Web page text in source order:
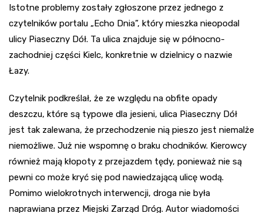
Istotne problemy zostały zgłoszone przez jednego z
czytelników portalu „Echo Dnia”, który mieszka nieopodal
ulicy Piaseczny Dół. Ta ulica znajduje się w północno-
zachodniej części Kielc, konkretnie w dzielnicy o nazwie
Łazy.
Czytelnik podkreślał, że ze względu na obfite opady
deszczu, które są typowe dla jesieni, ulica Piaseczny Dół
jest tak zalewana, że przechodzenie nią pieszo jest niemalże
niemożliwe. Już nie wspomnę o braku chodników. Kierowcy
również mają kłopoty z przejazdem tędy, ponieważ nie są
pewni co może kryć się pod nawiedzającą ulicę wodą.
Pomimo wielokrotnych interwencji, droga nie była
naprawiana przez Miejski Zarząd Dróg. Autor wiadomości